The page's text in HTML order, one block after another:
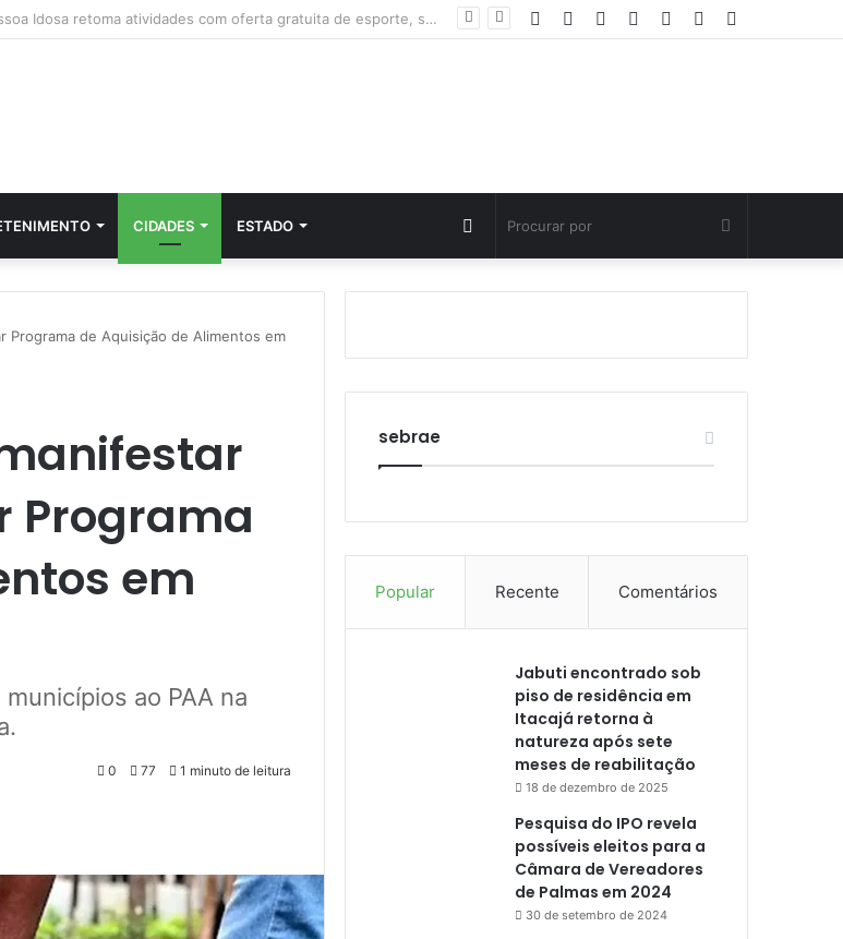
Polícia Civil investiga morte de criança de três anos em Palmas; pai é suspeito de agressão
Artigo
Entrar
Instagram
YouTube
Twitter
Facebook
CIDADES ESTADO
por
Switch
skin
de Aquisição de Alimentos em
Programa
em
ao PAA na
0 77 1 minuto de leitura
sebrae
Popular Recente Comentários
Jabuti encontrado sob
piso de residência em
Itacajá retorna à
natureza após sete
meses de reabilitação
18 de dezembro de 2025
Pesquisa do IPO revela
possíveis eleitos para a
Câmara de Vereadores
de Palmas em 2024
30 de setembro de 2024